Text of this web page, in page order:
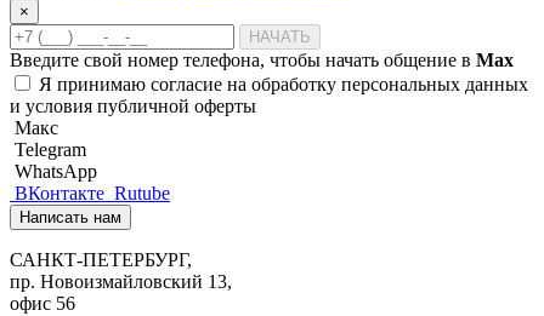
×
НАЧАТЬ
Введите свой номер телефона, чтобы начать общение в Max
Я принимаю согласие на обработку персональных данных
и условия публичной оферты
Макс
Telegram
WhatsApp
ВКонтакте Rutube
Написать нам
САНКТ-ПЕТЕРБУРГ,
пр. Новоизмайловский 13,
офис 56